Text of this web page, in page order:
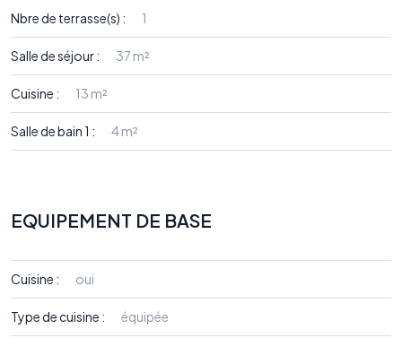
Nbre de terrasse(s) : 1
Salle de séjour : 37 m²
Cuisine : 13 m²
Salle de bain 1 : 4 m²
EQUIPEMENT DE BASE
Cuisine : oui
Type de cuisine : équipée